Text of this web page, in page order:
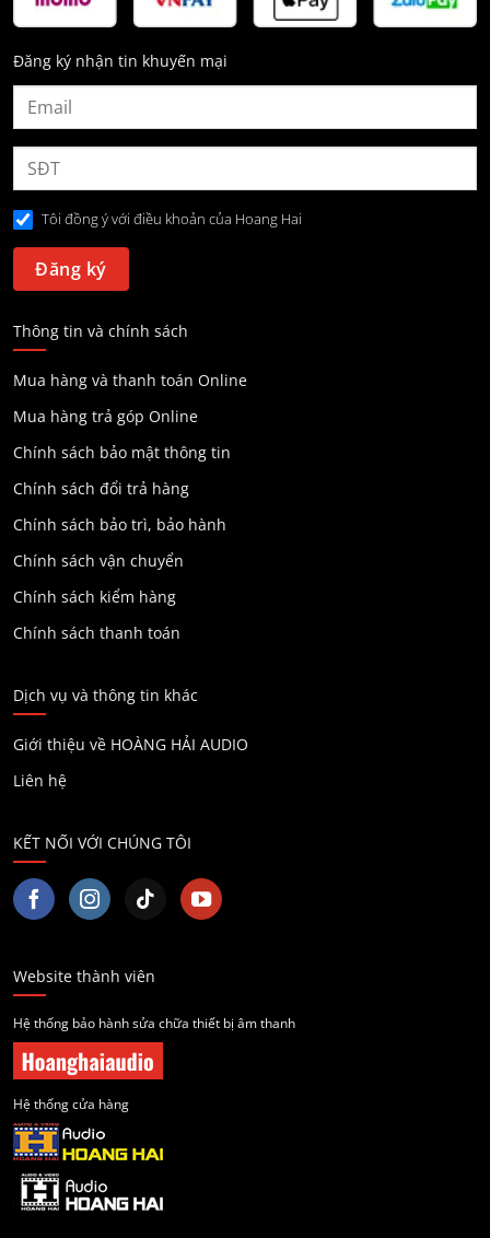
Đăng ký nhận tin khuyến mại
Tôi đồng ý với điều khoản của Hoang Hai
Thông tin và chính sách
Mua hàng và thanh toán Online
Mua hàng trả góp Online
Chính sách bảo mật thông tin
Chính sách đổi trả hàng
Chính sách bảo trì, bảo hành
Chính sách vận chuyển
Chính sách kiểm hàng
Chính sách thanh toán
Dịch vụ và thông tin khác
Giới thiệu về HOÀNG HẢI AUDIO
Liên hệ
KẾT NỐI VỚI CHÚNG TÔI
Website thành viên
Hệ thống bảo hành sửa chữa thiết bị âm thanh
Hệ thống cửa hàng